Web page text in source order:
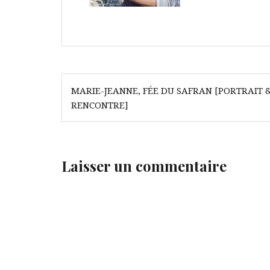
Navigation
de
l’article
MARIE-JEANNE, FÉE DU SAFRAN [PORTRAIT
RENCONTRE]
Laisser un commentaire